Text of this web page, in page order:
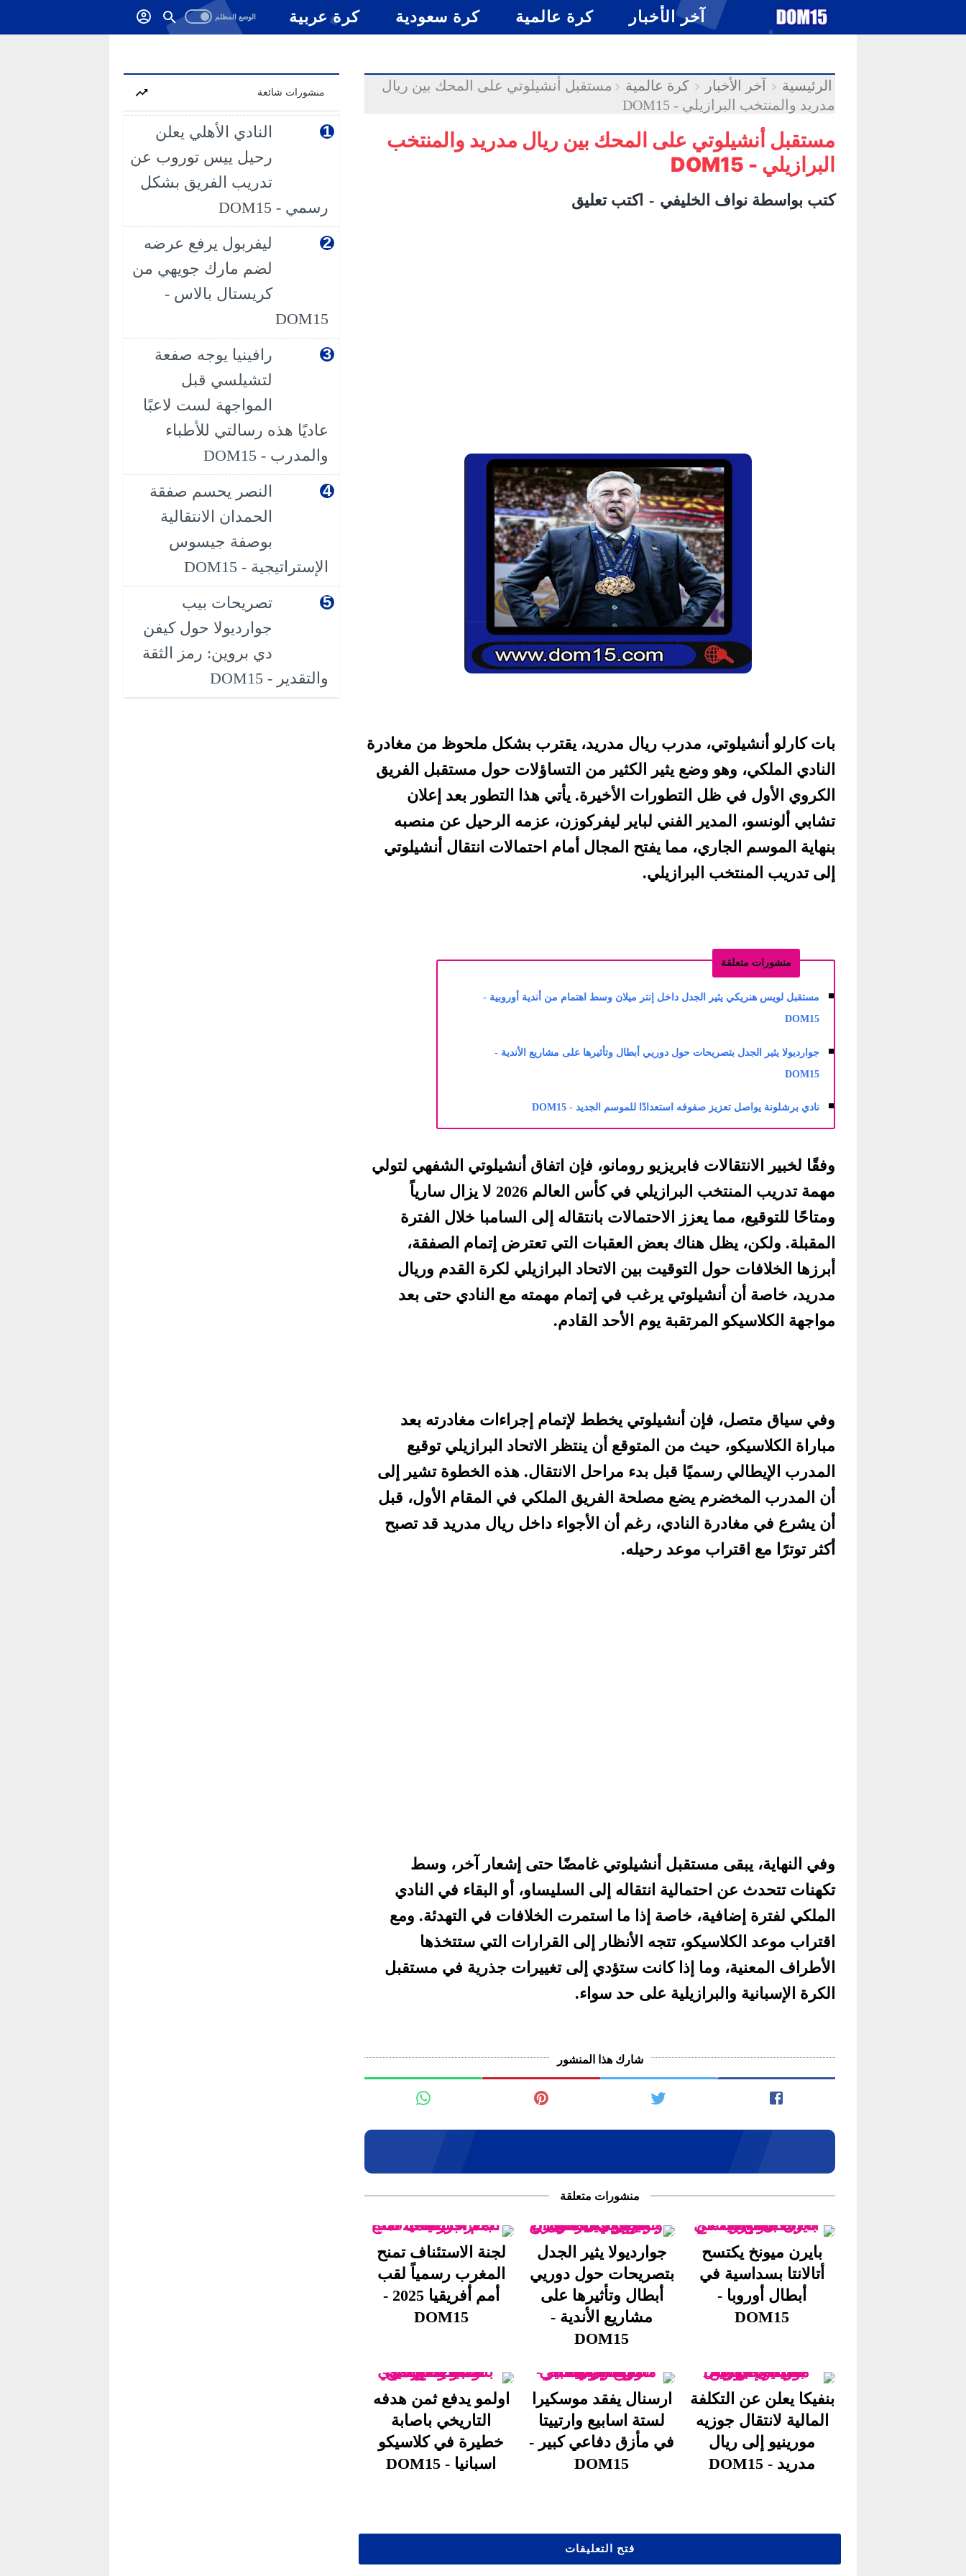
آخر الأخبار كرة عالمية كرة سعودية كرة عربية
الرئيسية آخر الأخبار كرة عالمية
مستقبل أنشيلوتي على المحك بين ريال
مدريد والمنتخب البرازيلي - DOM15
مستقبل أنشيلوتي على المحك بين ريال مدريد والمنتخب
البرازيلي - DOM15
كتب بواسطة نواف الخليفي اكتب تعليق
بات كارلو أنشيلوتي، مدرب ريال مدريد، يقترب بشكل ملحوظ من مغادرة
النادي الملكي، وهو وضع يثير الكثير من التساؤلات حول مستقبل الفريق
الكروي الأول في ظل التطورات الأخيرة. يأتي هذا التطور بعد إعلان
تشابي ألونسو، المدير الفني لباير ليفركوزن، عزمه الرحيل عن منصبه
بنهاية الموسم الجاري، مما يفتح المجال أمام احتمالات انتقال أنشيلوتي
إلى تدريب المنتخب البرازيلي.
منشورات متعلقة
مستقبل لويس هنريكي يثير الجدل داخل إنتر ميلان وسط اهتمام من أندية أوروبية -
DOM15
جوارديولا يثير الجدل بتصريحات حول دوريي أبطال وتأثيرها على مشاريع الأندية -
DOM15
نادي برشلونة يواصل تعزيز صفوفه استعدادًا للموسم الجديد - DOM15
وفقًا لخبير الانتقالات فابريزيو رومانو، فإن اتفاق أنشيلوتي الشفهي لتولي
مهمة تدريب المنتخب البرازيلي في كأس العالم 2026 لا يزال سارياً
ومتاحًا للتوقيع، مما يعزز الاحتمالات بانتقاله إلى السامبا خلال الفترة
المقبلة. ولكن، يظل هناك بعض العقبات التي تعترض إتمام الصفقة،
أبرزها الخلافات حول التوقيت بين الاتحاد البرازيلي لكرة القدم وريال
مدريد، خاصة أن أنشيلوتي يرغب في إتمام مهمته مع النادي حتى بعد
مواجهة الكلاسيكو المرتقبة يوم الأحد القادم.
وفي سياق متصل، فإن أنشيلوتي يخطط لإتمام إجراءات مغادرته بعد
مباراة الكلاسيكو، حيث من المتوقع أن ينتظر الاتحاد البرازيلي توقيع
المدرب الإيطالي رسميًا قبل بدء مراحل الانتقال. هذه الخطوة تشير إلى
أن المدرب المخضرم يضع مصلحة الفريق الملكي في المقام الأول، قبل
أن يشرع في مغادرة النادي، رغم أن الأجواء داخل ريال مدريد قد تصبح
أكثر توترًا مع اقتراب موعد رحيله.
وفي النهاية، يبقى مستقبل أنشيلوتي غامضًا حتى إشعار آخر، وسط
تكهنات تتحدث عن احتمالية انتقاله إلى السليساو، أو البقاء في النادي
الملكي لفترة إضافية، خاصة إذا ما استمرت الخلافات في التهدئة. ومع
اقتراب موعد الكلاسيكو، تتجه الأنظار إلى القرارات التي ستتخذها
الأطراف المعنية، وما إذا كانت ستؤدي إلى تغييرات جذرية في مستقبل
الكرة الإسبانية والبرازيلية على حد سواء.
شارك هذا المنشور
منشورات متعلقة
بايرن ميونخ يكتسح
أتالانتا بسداسية في
أبطال أوروبا -
DOM15
جوارديولا يثير الجدل
بتصريحات حول دوريي
أبطال وتأثيرها على
مشاريع الأندية -
DOM15
لجنة الاستئناف تمنح
المغرب رسمياً لقب
أمم أفريقيا 2025 -
DOM15
بنفيكا يعلن عن التكلفة
المالية لانتقال جوزيه
مورينيو إلى ريال
مدريد - DOM15
ارسنال يفقد موسكيرا
لستة اسابيع وارتييتا
في مأزق دفاعي كبير -
DOM15
اولمو يدفع ثمن هدفه
التاريخي باصابة
خطيرة في كلاسيكو
اسبانيا - DOM15
فتح التعليقات
منشورات شائعة
النادي الأهلي يعلن
رحيل ييس توروب عن
تدريب الفريق بشكل
رسمي - DOM15
ليفربول يرفع عرضه
لضم مارك جويهي من
كريستال بالاس -
DOM15
رافينيا يوجه صفعة
لتشيلسي قبل
المواجهة لست لاعبًا
عاديًا هذه رسالتي للأطباء
والمدرب - DOM15
النصر يحسم صفقة
الحمدان الانتقالية
بوصفة جيسوس
الإستراتيجية - DOM15
تصريحات بيب
جوارديولا حول كيفن
دي بروين: رمز الثقة
والتقدير - DOM15